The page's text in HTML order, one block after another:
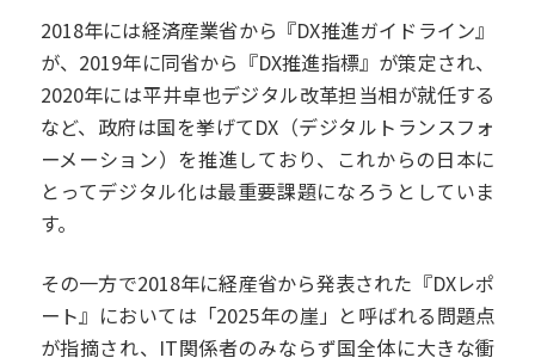
2018年には経済産業省から『DX推進ガイドライン』
が、2019年に同省から『DX推進指標』が策定され、
2020年には平井卓也デジタル改革担当相が就任する
など、政府は国を挙げてDX（デジタルトランスフォ
ーメーション）を推進しており、これからの日本に
とってデジタル化は最重要課題になろうとしていま
す。
その一方で2018年に経産省から発表された『DXレポ
ート』においては「2025年の崖」と呼ばれる問題点
が指摘され、IT関係者のみならず国全体に大きな衝